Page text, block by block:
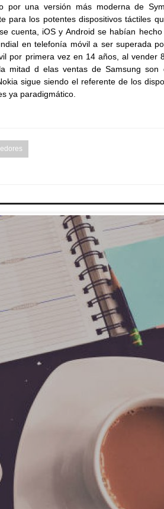
por una versión más moderna de
para los potentes dispositivos táctiles
cuenta, iOS y Android se habían
en telefonía móvil a ser superada
por primera vez en 14 años, al vender
mitad d elas ventas de Samsung son
sigue siendo el referente de los
ya paradigmático.